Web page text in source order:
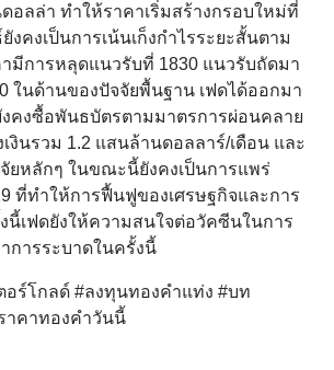
อลล่า ทำให้ราคาเริ่มสร้างกรอบใหม่ที่
งคงเป็นการเน้นเก็งกำไรระยะสั้นตาม
มีการหลุดแนวรับที่ 1830 แนวรับถัดมา
ในด้านของปัจจัยพื้นฐาน เฟดได้ออกมา
คงซื้อพันธบัตรตามมาตรการผ่อนคลาย
งินรวม 1.2 แสนล้านดอลลาร์/เดือน และ
ยหลักๆ ในขณะนี้ยังคงเป็นการแพร่
ที่ทำให้การฟื้นฟูของเศรษฐกิจและการ
นี้เฟดยังให้ความสนใจต่อวัคซีนในการ
การระบาดในครั้งนี้
อร์โกลด์ #ลงทุนทองคำแท่ง #บท
าคาทองคำวันนี้